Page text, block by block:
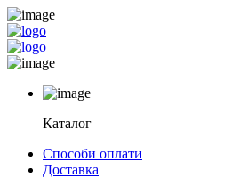
Каталог
Способи оплати
Доставка